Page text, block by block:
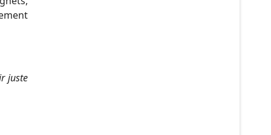
juste